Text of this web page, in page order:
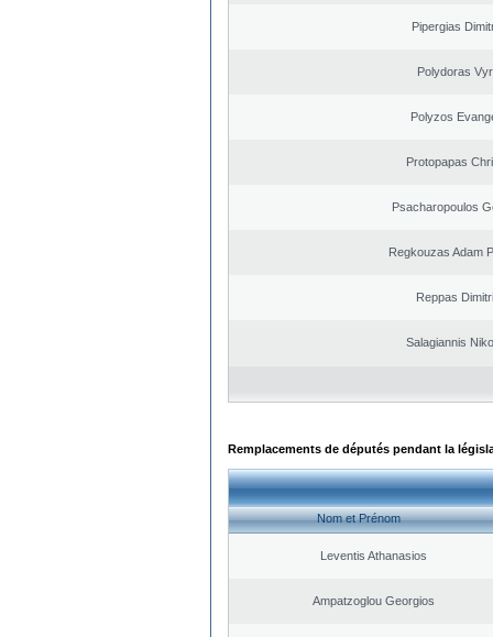
Pipergias
Polydoras
Polyzos
Protopapas
Psacharopoulos
Regkouzas Adam
Reppas
Salagiannis
Remplacements de députés pendant la
Nom et Prénom
Leventis Athanasios
Ampatzoglou Georgios